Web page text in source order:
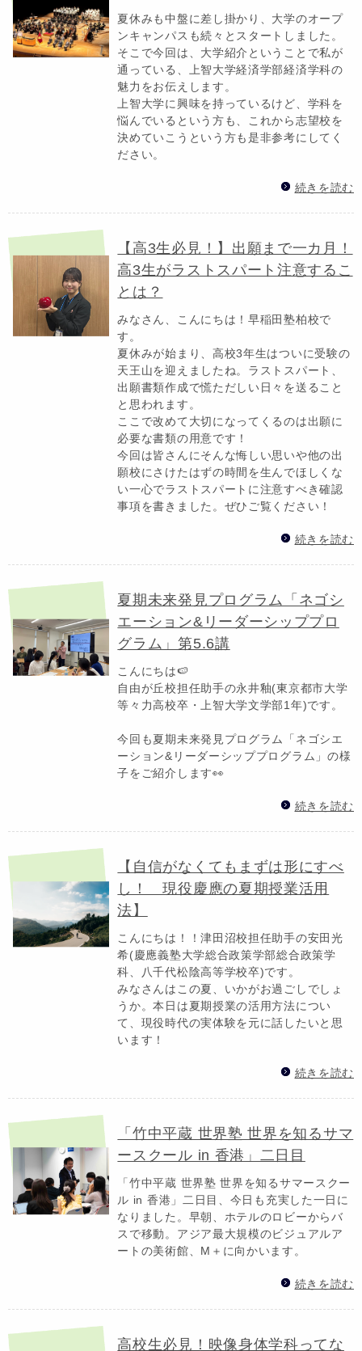
夏休みも中盤に差し掛かり、大学のオープ
ンキャンパスも続々とスタートしました。
そこで今回は、大学紹介ということで私が
通っている、上智大学経済学部経済学科の
魅力をお伝えします。
上智大学に興味を持っているけど、学科を
悩んでいるという方も、これから志望校を
決めていこうという方も是非参考にしてく
ださい。
続きを読む
【高3生必見！】出願まで一カ月！
高3生がラストスパート注意するこ
とは？
みなさん、こんにちは！早稲田塾柏校で
す。
夏休みが始まり、高校3年生はついに受験の
天王山を迎えましたね。ラストスパート、
出願書類作成で慌ただしい日々を送ること
と思われます。
ここで改めて大切になってくるのは出願に
必要な書類の用意です！
今回は皆さんにそんな悔しい思いや他の出
願校にさけたはずの時間を生んでほしくな
い一心でラストスパートに注意すべき確認
事項を書きました。ぜひご覧ください！
続きを読む
夏期未来発見プログラム「ネゴシ
エーション&リーダーシッププロ
グラム」第5.6講
こんにちは🍉
自由が丘校担任助手の永井釉(東京都市大学
等々力高校卒・上智大学文学部1年)です。
今回も夏期未来発見プログラム「ネゴシエ
ーション&リーダーシッププログラム」の様
子をご紹介します👀
続きを読む
【自信がなくてもまずは形にすべ
し！ 現役慶應の夏期授業活用
法】
こんにちは！！津田沼校担任助手の安田光
希(慶應義塾大学総合政策学部総合政策学
科、八千代松陰高等学校卒)です。
みなさんはこの夏、いかがお過ごしでしょ
うか。本日は夏期授業の活用方法につい
て、現役時代の実体験を元に話したいと思
います！
続きを読む
「竹中平蔵 世界塾 世界を知るサマ
ースクール in 香港」二日目
「竹中平蔵 世界塾 世界を知るサマースクー
ル in 香港」二日目、今日も充実した一日に
なりました。早朝、ホテルのロビーからバ
スで移動。アジア最大規模のビジュアルア
ートの美術館、M＋に向かいます。
続きを読む
高校生必見！映像身体学科ってな